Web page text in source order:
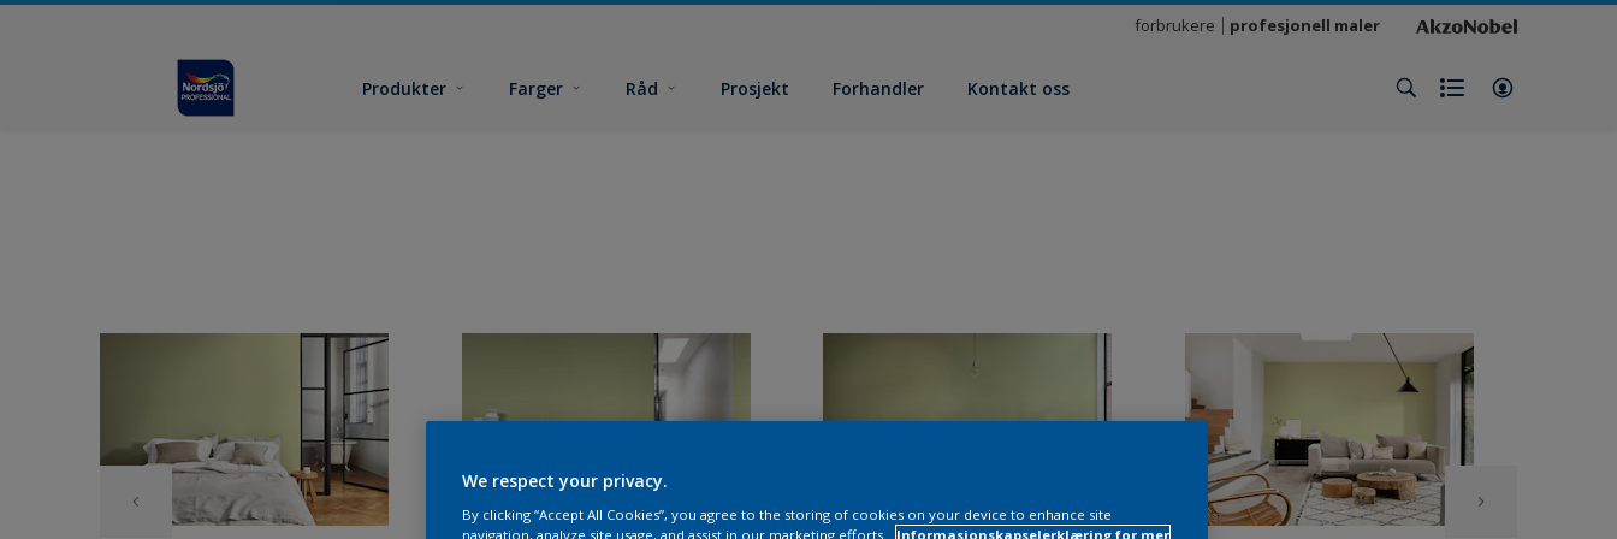
forbrukere profesjonell maler
Produkter Farger Råd Prosjekt Forhandler Kontakt oss
We respect your privacy.
By clicking “Accept All Cookies”, you agree to the storing of cookies on your device to enhance site
navigation, analyze site usage, and assist in our marketing efforts.
Informasjonskapselerklæring for mer